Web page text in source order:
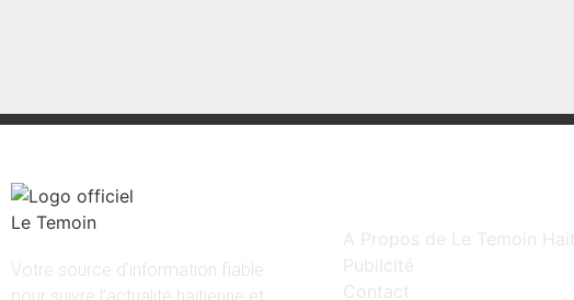
Votre source d’information fiable
pour suivre l’actualité haïtienne et
A Propos de Le Temoin Haiti
Pubilcité
Contact